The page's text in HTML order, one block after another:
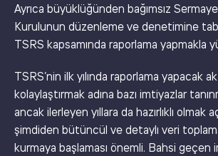
Ayrıca büyüklüğünden bağımsız
Kurulunun düzenleme ve denetimine
TSRS kapsamında raporlama yapmakla
TSRS’nin ilk yılında raporlama yapacak
kolaylaştırmak adına bazı imtiyazlar
ancak ilerleyen yıllara da hazırlıklı olmak
şimdiden bütüncül ve detaylı veri
kurmaya başlaması önemli. Bahsi geçen